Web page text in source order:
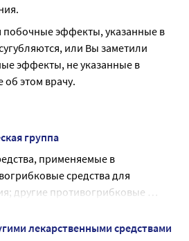
побочные эффекты, указанные в
или Вы заметили
эффекты, не указанные в
об этом врачу.
группа
применяемые в
средства для
другие противогрибковые
лекарственными средствами